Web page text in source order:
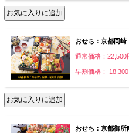
おせち：京都岡崎
通常価格： 22,500
早割価格：
おせち：京都御